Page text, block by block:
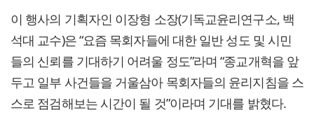
이 행사의 기획자인 이장형 소장(기독교윤리연구소, 백
석대 교수)은 “요즘 목회자들에 대한 일반 성도 및 시민
들의 신뢰를 기대하기 어려울 정도”라며 “종교개혁을 앞
두고 일부 사건들을 거울삼아 목회자들의 윤리지침을 스
스로 점검해보는 시간이 될 것”이라며 기대를 밝혔다.